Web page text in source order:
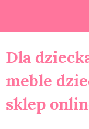
Dla
meble
sklep